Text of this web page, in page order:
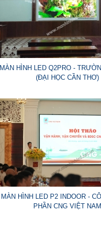
MÀN HÌNH LED Q2PRO -
(ĐẠI HỌC CẦN THƠ)
MÀN HÌNH LED P2 INDOOR -
PHẦN CNG VIỆT NAM